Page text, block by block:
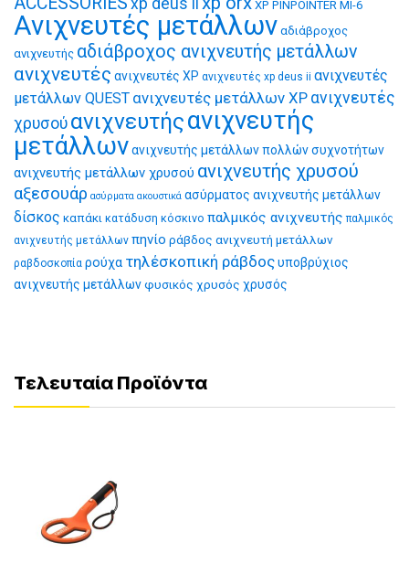
xp deus ii XP PINPOINTER MI-6
Ανιχνευτές μετάλλων αδιάβροχος
ανιχνευτής αδιάβροχος ανιχνευτής μετάλλων
ανιχνευτές ανιχνευτές XP ανιχνευτές xp deus ii ανιχνευτές
μετάλλων QUEST ανιχνευτές μετάλλων XP ανιχνευτές
χρυσού ανιχνευτήςανιχνευτής
μετάλλωνανιχνευτής μετάλλων πολλών συχνοτήτων
ανιχνευτής μετάλλων χρυσού ανιχνευτής χρυσού
αξεσουάρ ασύρματα ακουστικά ασύρματος ανιχνευτής μετάλλων
δίσκος καπάκι κατάδυση κόσκινο παλμικός ανιχνευτής παλμικός
ανιχνευτής μετάλλων πηνίο ράβδος ανιχνευτή μετάλλων
ραβδοσκοπία ρούχα τηλέσκοπική ράβδοςυποβρύχιος
ανιχνευτής μετάλλωνφυσικός χρυσός χρυσός
Τελευταία Προϊόντα